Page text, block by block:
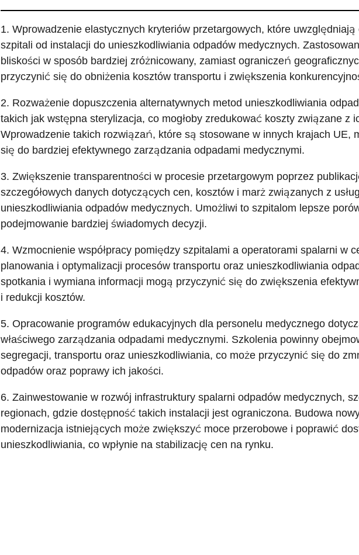
1. Wprowadzenie elastycznych kryteriów przetargowych, które uwzględniają
szpitali od instalacji do unieszkodliwiania odpadów medycznych.
bliskości w sposób bardziej zróżnicowany, zamiast ograniczeń
przyczynić się do obniżenia kosztów transportu i zwiększenia
2. Rozważenie dopuszczenia alternatywnych metod unieszkodliwiania
takich jak wstępna sterylizacja, co mogłoby zredukować koszty związane z
Wprowadzenie takich rozwiązań, które są stosowane w innych krajach UE,
się do bardziej efektywnego zarządzania odpadami medycznymi.
3. Zwiększenie transparentności w procesie przetargowym poprzez
szczegółowych danych dotyczących cen, kosztów i marż związanych z
unieszkodliwiania odpadów medycznych. Umożliwi to szpitalom lepsze
podejmowanie bardziej świadomych decyzji.
4. Wzmocnienie współpracy pomiędzy szpitalami a operatorami spalarni w
planowania i optymalizacji procesów transportu oraz unieszkodliwiania
spotkania i wymiana informacji mogą przyczynić się do zwiększenia
i redukcji kosztów.
5. Opracowanie programów edukacyjnych dla personelu medycznego
właściwego zarządzania odpadami medycznymi. Szkolenia powinny
segregacji, transportu oraz unieszkodliwiania, co może przyczynić się do
odpadów oraz poprawy ich jakości.
6. Zainwestowanie w rozwój infrastruktury spalarni odpadów medycznych,
regionach, gdzie dostępność takich instalacji jest ograniczona. Budowa
modernizacja istniejących może zwiększyć moce przerobowe i poprawić
unieszkodliwiania, co wpłynie na stabilizację cen na rynku.